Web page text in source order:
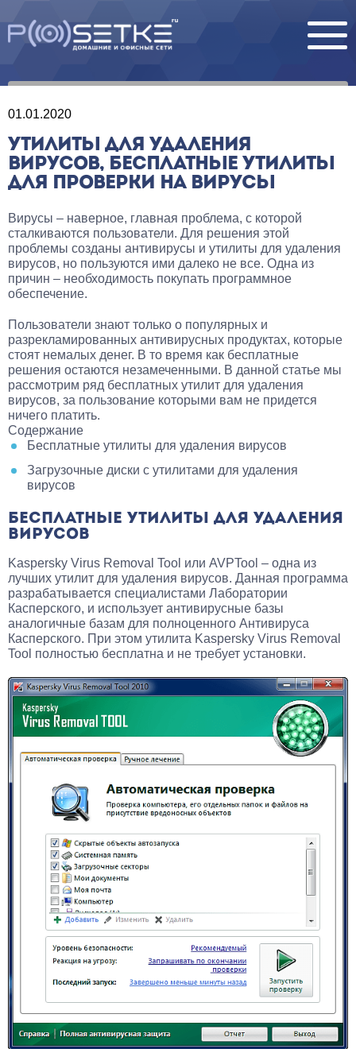
01.01.2020
УТИЛИТЫ ДЛЯ УДАЛЕНИЯ
ВИРУСОВ, БЕСПЛАТНЫЕ УТИЛИТЫ
ДЛЯ ПРОВЕРКИ НА ВИРУСЫ
Вирусы – наверное, главная проблема, с которой
сталкиваются пользователи. Для решения этой
проблемы созданы антивирусы и утилиты для удаления
вирусов, но пользуются ими далеко не все. Одна из
причин – необходимость покупать программное
обеспечение.
Пользователи знают только о популярных и
разрекламированных антивирусных продуктах, которые
стоят немалых денег. В то время как бесплатные
решения остаются незамеченными. В данной статье мы
рассмотрим ряд бесплатных утилит для удаления
вирусов, за пользование которыми вам не придется
ничего платить.
Содержание
Бесплатные утилиты для удаления вирусов
Загрузочные диски с утилитами для удаления
вирусов
БЕСПЛАТНЫЕ УТИЛИТЫ ДЛЯ УДАЛЕНИЯ
ВИРУСОВ
Kaspersky Virus Removal Tool или AVPTool – одна из
лучших утилит для удаления вирусов. Данная программа
разрабатывается специалистами Лаборатории
Касперского, и использует антивирусные базы
аналогичные базам для полноценного Антивируса
Касперского. При этом утилита Kaspersky Virus Removal
Tool полностью бесплатна и не требует установки.